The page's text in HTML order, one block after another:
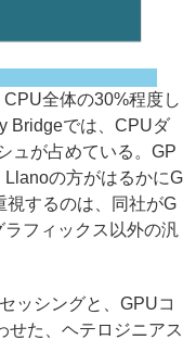
全体の30%程度し
Bridgeでは、CPUダ
ュが占めている。GP
の方がはるかにG
視するのは、同社がG
フィックス以外の汎
ッシングと、GPUコ
せた、ヘテロジニアス